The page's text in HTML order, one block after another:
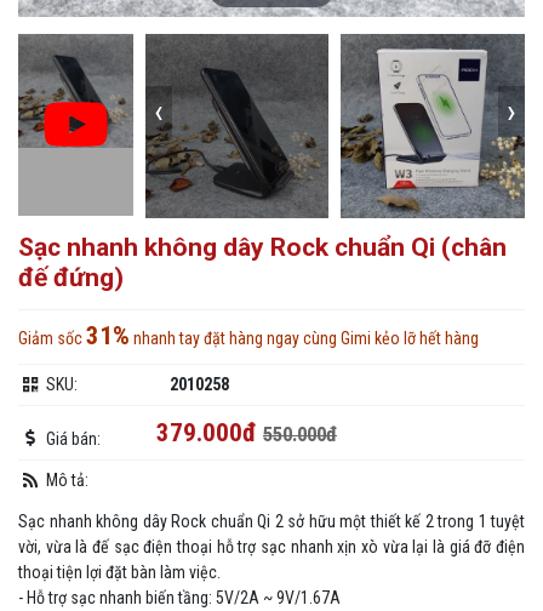
‹ ›
Sạc nhanh không dây Rock chuẩn Qi (chân
đế đứng)
Giảm sốc31% nhanh tay đặt hàng ngay cùng Gimi kẻo lỡ hết hàng
SKU: 2010258
Giá bán: 379.000đ 550.000đ
Mô tả:
Sạc nhanh không dây Rock chuẩn Qi 2 sở hữu một thiết kế 2 trong 1 tuyệt
vời, vừa là đế sạc điện thoại hỗ trợ sạc nhanh xịn xò vừa lại là giá đỡ điện
thoại tiện lợi đặt bàn làm việc.
- Hỗ trợ sạc nhanh biến tầng: 5V/2A ~ 9V/1.67A